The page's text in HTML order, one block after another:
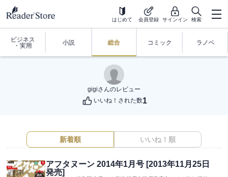
はじめて 会員登録 サインイン 検索
ビジネス
・実用
小説 総合 コミック ラノベ
gigiさんのレビュー
いいね！された数1
新着順 いいね！順
アフタヌーン 2014年1月号 [2013年11月25日
発売]